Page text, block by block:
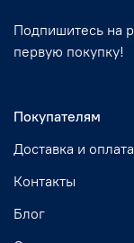
Покупателям
Доставка и оплата
Контакты
Блог
Подпишитесь на
первую покупку!